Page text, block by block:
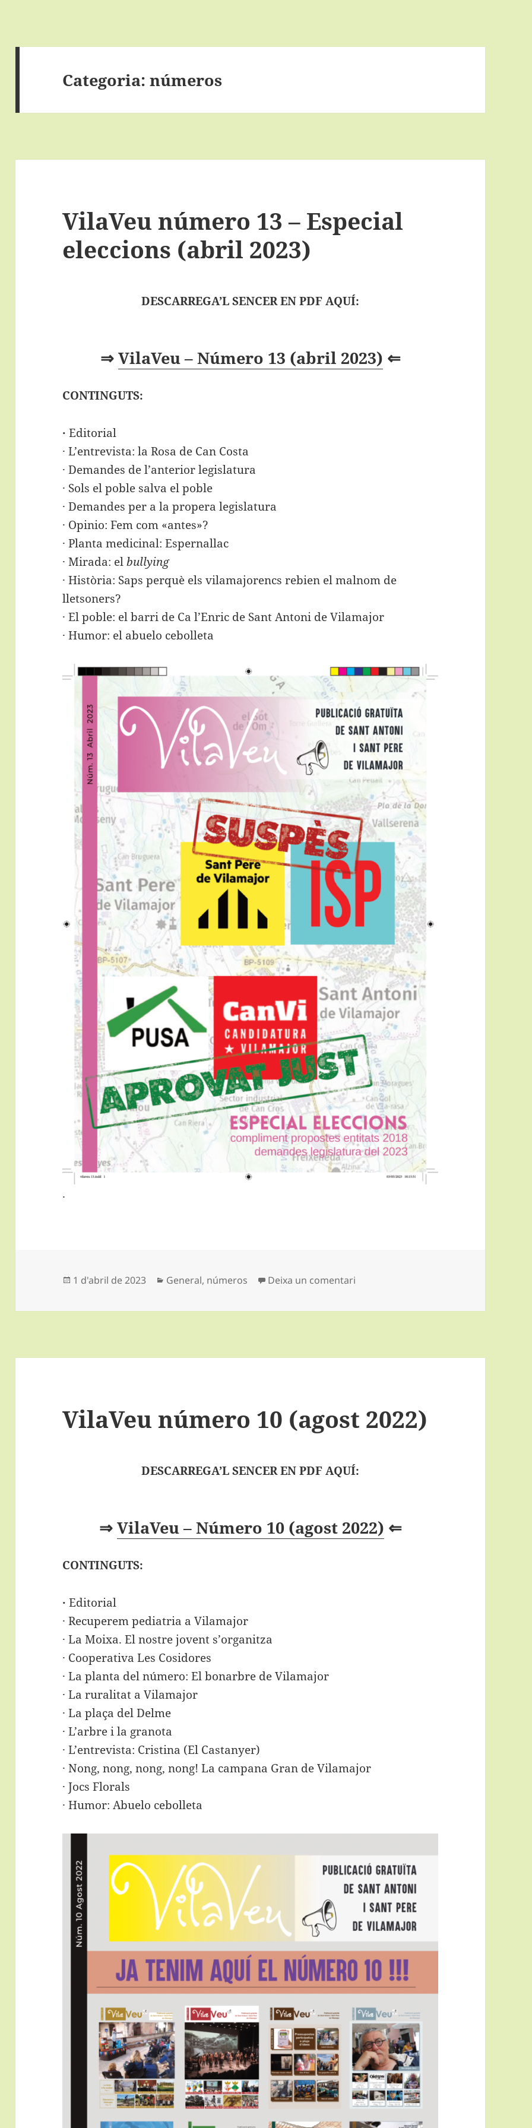
Categoria:números
VilaVeu número 13 – Especial
eleccions (abril 2023)
DESCARREGA’L SENCER EN PDF AQUÍ:
⇒VilaVeu – Número 13 (abril 2023) ⇐
CONTINGUTS:
· Editorial
· L’entrevista: la Rosa de Can Costa
· Demandes de l’anterior legislatura
· Sols el poble salva el poble
· Demandes per a la propera legislatura
· Opinio: Fem com «antes»?
· Planta medicinal: Espernallac
· Mirada: elbullying
· Història: Saps perquè els vilamajorencs rebien el malnom de
lletsoners?
· El poble: el barri de Ca l’Enric de Sant Antoni de Vilamajor
· Humor: el abuelo cebolleta
.
Publicat
1 d'abril de 2023 Categories
General, números Deixa un comentari
VilaVeu número 10 (agost 2022)
DESCARREGA’L SENCER EN PDF AQUÍ:
⇒VilaVeu – Número 10 (agost 2022) ⇐
CONTINGUTS:
· Editorial
· Recuperem pediatria a Vilamajor
· La Moixa. El nostre jovent s’organitza
· Cooperativa Les Cosidores
· La planta del número: El bonarbre de Vilamajor
· La ruralitat a Vilamajor
· La plaça del Delme
· L’arbre i la granota
· L’entrevista: Cristina (El Castanyer)
· Nong, nong, nong, nong! La campana Gran de Vilamajor
· Jocs Florals
· Humor: Abuelo cebolleta